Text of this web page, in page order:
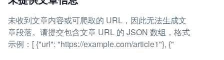
未收到文章内容或可爬取的 URL，因此无法生成文
章段落。请提交包含文章 URL 的 JSON 数组，格式
示例：[ {"url": "https://example.com/article1"}, {"